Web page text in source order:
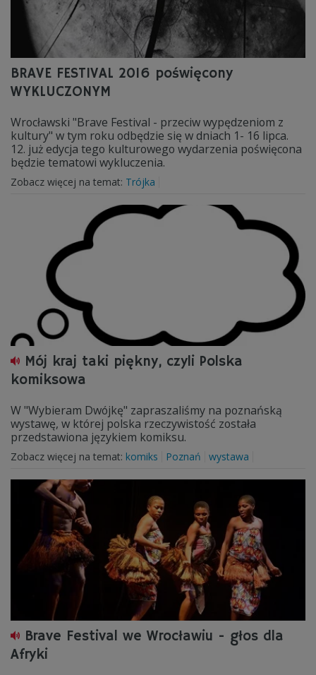
BRAVE FESTIVAL 2016 poświęcony
WYKLUCZONYM
Wrocławski "Brave Festival - przeciw wypędzeniom z
kultury" w tym roku odbędzie się w dniach 1- 16 lipca.
12. już edycja tego kulturowego wydarzenia poświęcona
będzie tematowi wykluczenia.
Zobacz więcej na temat: Trójka
Mój kraj taki piękny, czyli Polska
komiksowa
W "Wybieram Dwójkę" zapraszaliśmy na poznańską
wystawę, w której polska rzeczywistość została
przedstawiona językiem komiksu.
Zobacz więcej na temat: komiks Poznań wystawa
Brave Festival we Wrocławiu - głos dla
Afryki